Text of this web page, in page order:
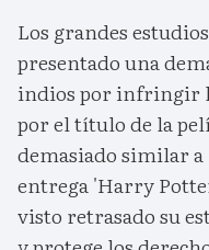
Los grandes
presentado una
indios por infringir
por el título de la
demasiado similar
entrega 'Harry
visto retrasado su